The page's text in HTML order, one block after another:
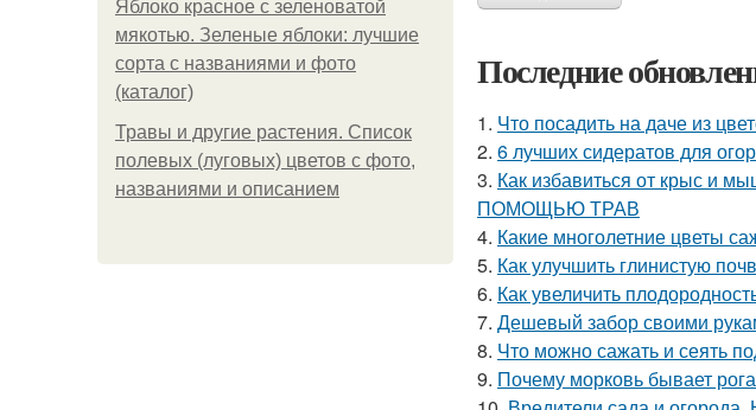
Яблоко красное с зеленоватой
мякотью. Зеленые яблоки: лучшие
сорта с названиями и фото
(каталог)
Травы и другие растения. Список
полевых (луговых) цветов с фото,
названиями и описанием
Последние
1. Что посадить на даче из
2. 6 лучших сидератов для
3. Как избавиться от крыс
ПОМОЩЬЮ ТРАВ
4. Какие многолетние цветы
5. Как улучшить глинистую
6. Как увеличить
7. Дешевый забор своими
8. Что можно сажать и сеять
9. Почему морковь бывает